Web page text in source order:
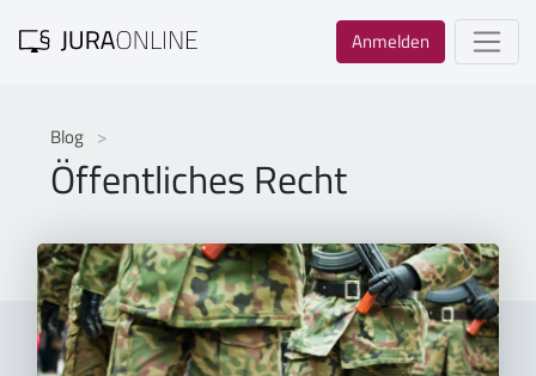
Anmelden
Blog
Öffentliches Recht